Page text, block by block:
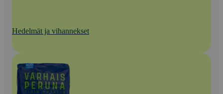
Hedelmät ja vihannekset